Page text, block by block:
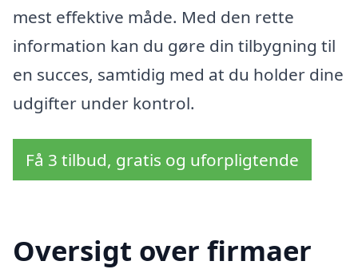
mest effektive måde. Med den rette
information kan du gøre din tilbygning til
en succes, samtidig med at du holder dine
udgifter under kontrol.
Få 3 tilbud, gratis og uforpligtende
Oversigt over firmaer